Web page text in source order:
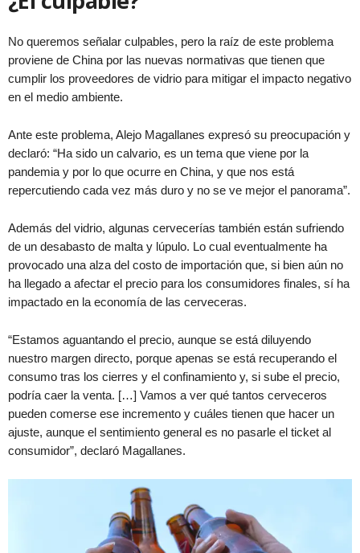
No queremos señalar culpables, pero la raíz de este problema
proviene de China por las nuevas normativas que tienen que
cumplir los proveedores de vidrio para mitigar el impacto negativo
en el medio ambiente.
Ante este problema, Alejo Magallanes expresó su preocupación y
declaró: “Ha sido un calvario, es un tema que viene por la
pandemia y por lo que ocurre en China, y que nos está
repercutiendo cada vez más duro y no se ve mejor el panorama”.
Además del vidrio, algunas cervecerías también están sufriendo
de un desabasto de malta y lúpulo. Lo cual eventualmente ha
provocado una alza del costo de importación que, si bien aún no
ha llegado a afectar el precio para los consumidores finales, sí ha
impactado en la economía de las cerveceras.
“Estamos aguantando el precio, aunque se está diluyendo
nuestro margen directo, porque apenas se está recuperando el
consumo tras los cierres y el confinamiento y, si sube el precio,
podría caer la venta. […] Vamos a ver qué tantos cerveceros
pueden comerse ese incremento y cuáles tienen que hacer un
ajuste, aunque el sentimiento general es no pasarle el ticket al
consumidor”, declaró Magallanes.